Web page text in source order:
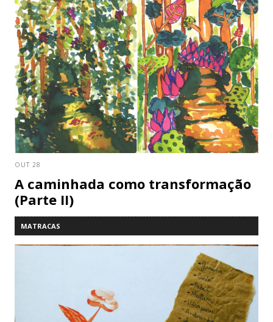
OUT 28
A caminhada como transformação
(Parte II)
MATRACAS